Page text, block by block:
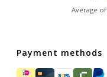
Average of
Payment methods